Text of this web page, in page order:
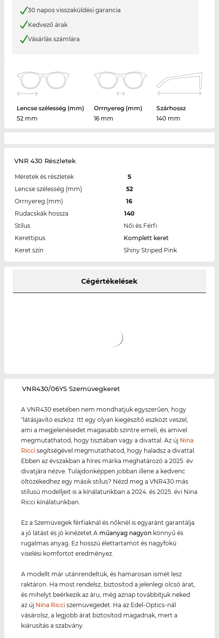
30 napos visszaküldési garancia
Kedvező árak
Vásárlás számlára
Lencse szélesség (mm)
52 mm
Orrnyereg (mm)
16 mm
Szárhossz
140 mm
VNR 430 Részletek
Méretek és részletek
S
Lencse szélesség (mm)
52
Orrnyereg (mm)
16
Rudacskák hossza
140
Stílus
Női és Férfi
Kerettipus
Komplett keret
Keret szín
Shiny Striped Pink
Cégértékelések
‌VNR430/06YS Szemüvegkeret
A VNR430 esetében nem mondhatjuk egyszerűen, hogy
"látásjavító eszköz. Itt egy olyan kiegészítő eszközt veszel,
ami a megjelenésedet magasabb szintre emeli, és amivel
megmutathatod, hogy tisztában vagy a divattal. Az új Nina
Ricci segítségével megmutathatod, hogy haladsz a divattal.
Ebben az évszakban a híres márka meghatározó a 2025. év
divatjára nézve. Tulajdonképpen jobban illene a kedvenc
öltözékedhez egy másik stílus? Nézd meg a VNR430 más
stílusú modelljeit is a kínálatunkban a 2024. és 2025. évi Nina
Ricci kínálatunkban.
Ez a Szemüvegek férfiaknál és nőknél is egyaránt garantálja
a jó látást és jó kinézetet.A műanyag nagyon könnyű és
rugalmas anyag. Ez hosszú élettartamot és nagyfokú
viselési komfortot eredményez.
A modellt már utánrendeltük, és hamarosan ismét lesz
raktáron. Ha most rendelsz, biztosítod a jelenlegi olcsó árat,
és mihelyt beérkezik az áru, még aznap továbbítjuk neked
az új Nina Ricci szemüvegedet. Ha az Edel-Optics-nál
vásárolsz, a legjobb árat biztosítod magadnak, mert a
kiárusítás a szabvány.